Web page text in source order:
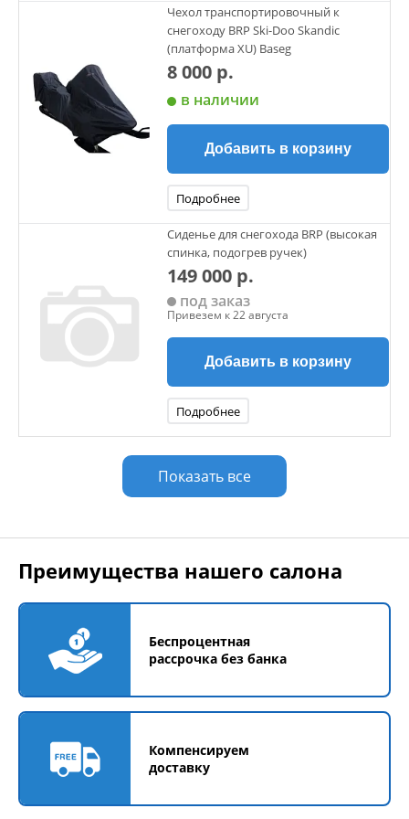
Чехол транспортировочный к
снегоходу BRP Ski-Doo Skandic
(платформа XU) Baseg
8 000 р.
в наличии
Добавить в корзину
Подробнее
Сиденье для снегохода BRP (высокая
спинка, подогрев ручек)
149 000 р.
под заказ
Привезем к 22 августа
Добавить в корзину
Подробнее
Показать все
Преимущества нашего салона
Беспроцентная
рассрочка без банка
Компенсируем
доставку